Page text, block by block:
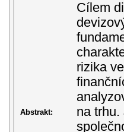
Abstrakt:
Cílem
rizika
na